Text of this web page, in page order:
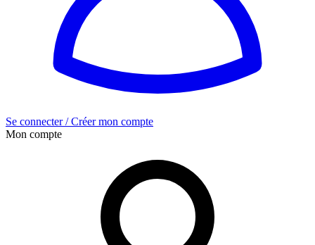
Se connecter / Créer mon compte
Mon compte